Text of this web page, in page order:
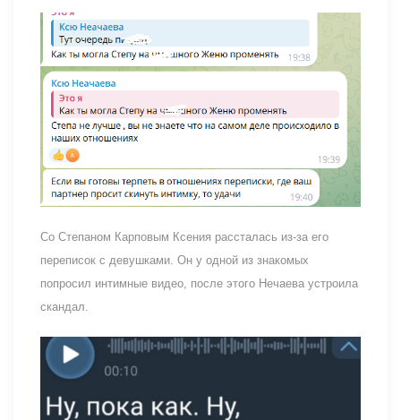
Со Степаном Карповым Ксения рассталась из-за его
переписок с девушками. Он у одной из знакомых
попросил интимные видео, после этого Нечаева устроила
скандал.